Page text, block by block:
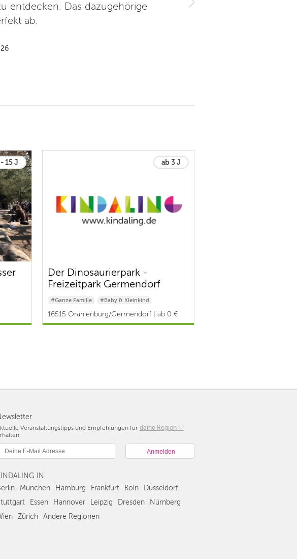
entdecken. Das dazugehörige
ab.
15 J ab 3 J
Der Dinosaurierpark -
Freizeitpark Germendorf
#Ganze Familie
#Baby & Kleinkind
#Schulkind
16515 Oranienburg/Germendorf | ab 0 €
Veranstaltungstipps und Empfehlungen für deine Region
Berlin
Hamburg
Düsseldorf
Stuttgart
IN
München Hamburg Frankfurt Köln
Düsseldorf
Essen Hannover Leipzig Dresden
Nürnberg
Zürich Andere Regionen